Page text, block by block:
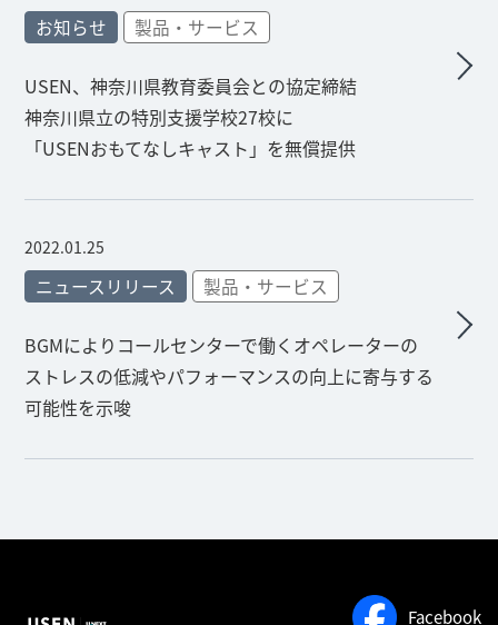
お知らせ 製品・サービス
USEN、神奈川県教育委員会との協定締結
神奈川県立の特別支援学校27校に
「USENおもてなしキャスト」を無償提供
2022.01.25
ニュースリリース 製品・サービス
BGMによりコールセンターで働くオペレーターの
ストレスの低減やパフォーマンスの向上に寄与する
可能性を示唆
Facebook